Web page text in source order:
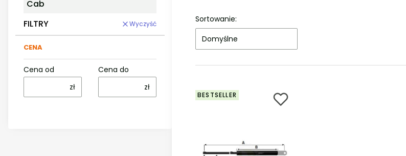
Cab
FILTRY
Wyczyść
CENA
Cena od
zł
Cena do
zł
Sortowanie:
Domyślne
BESTSELLER